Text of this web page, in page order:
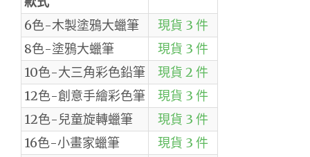
6色-木製塗鴉大蠟筆
現貨 3 件
8色-塗鴉大蠟筆
現貨 3 件
10色-大三角彩色鉛筆
現貨 2 件
12色-創意手繪彩色筆
現貨 3 件
12色-兒童旋轉蠟筆
現貨 3 件
16色-小畫家蠟筆
現貨 3 件